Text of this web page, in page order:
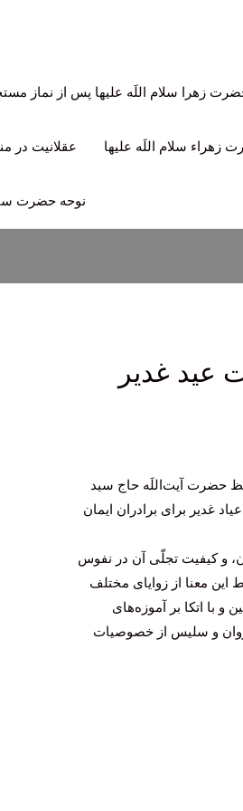
زهرا سلام اللَه علیها پس از نماز
سلام اللَه علیها عقلانیت در
نوحه حضرت
عید غدیر
حضرت آیت‌اللَه حاج سید
غدیر برای برادران ایمان
و کیفیت تجلّی آن در نفوس
معنا از زوایای مختلف
با اتکا بر آموزه‌های
روان و سلیس از خصوصیات